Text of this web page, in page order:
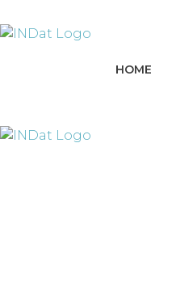
Inhalt
HOME